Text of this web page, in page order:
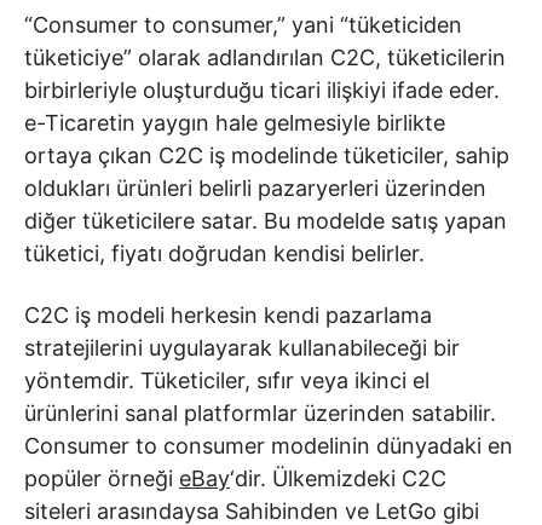
“Consumer to consumer,” yani “tüketiciden
tüketiciye” olarak adlandırılan C2C, tüketicilerin
birbirleriyle oluşturduğu ticari ilişkiyi ifade eder.
e-Ticaretin yaygın hale gelmesiyle birlikte
ortaya çıkan C2C iş modelinde tüketiciler, sahip
oldukları ürünleri belirli pazaryerleri üzerinden
diğer tüketicilere satar. Bu modelde satış yapan
tüketici, fiyatı doğrudan kendisi belirler.
C2C iş modeli herkesin kendi pazarlama
stratejilerini uygulayarak kullanabileceği bir
yöntemdir. Tüketiciler, sıfır veya ikinci el
ürünlerini sanal platformlar üzerinden satabilir.
Consumer to consumer modelinin dünyadaki en
popüler örneği eBay‘dir. Ülkemizdeki C2C
siteleri arasındaysa Sahibinden ve LetGo gibi